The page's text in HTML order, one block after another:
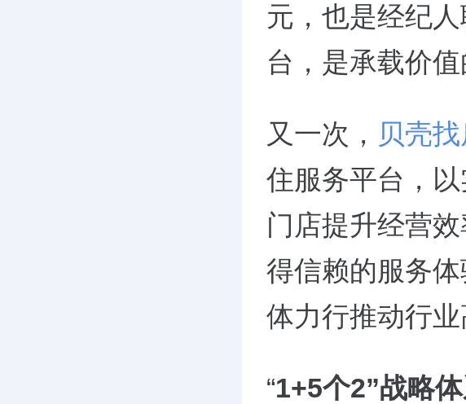
元，也是经纪
台，是承载价值
又一次， 贝壳
住服务平台，
门店提升经营
得信赖的服务
体力行推动行业
“1+5个2”战略